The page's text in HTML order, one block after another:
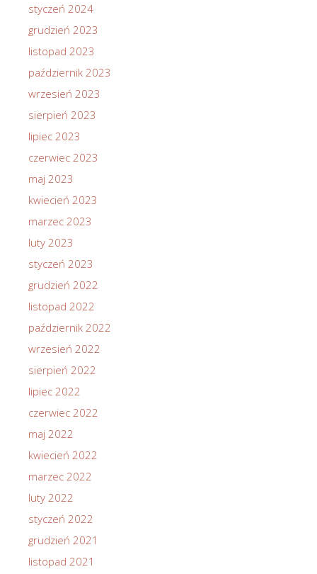
styczeń 2024
grudzień 2023
listopad 2023
październik 2023
wrzesień 2023
sierpień 2023
lipiec 2023
czerwiec 2023
maj 2023
kwiecień 2023
marzec 2023
luty 2023
styczeń 2023
grudzień 2022
listopad 2022
październik 2022
wrzesień 2022
sierpień 2022
lipiec 2022
czerwiec 2022
maj 2022
kwiecień 2022
marzec 2022
luty 2022
styczeń 2022
grudzień 2021
listopad 2021